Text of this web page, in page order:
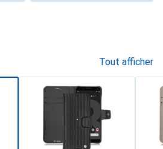
Tout afficher